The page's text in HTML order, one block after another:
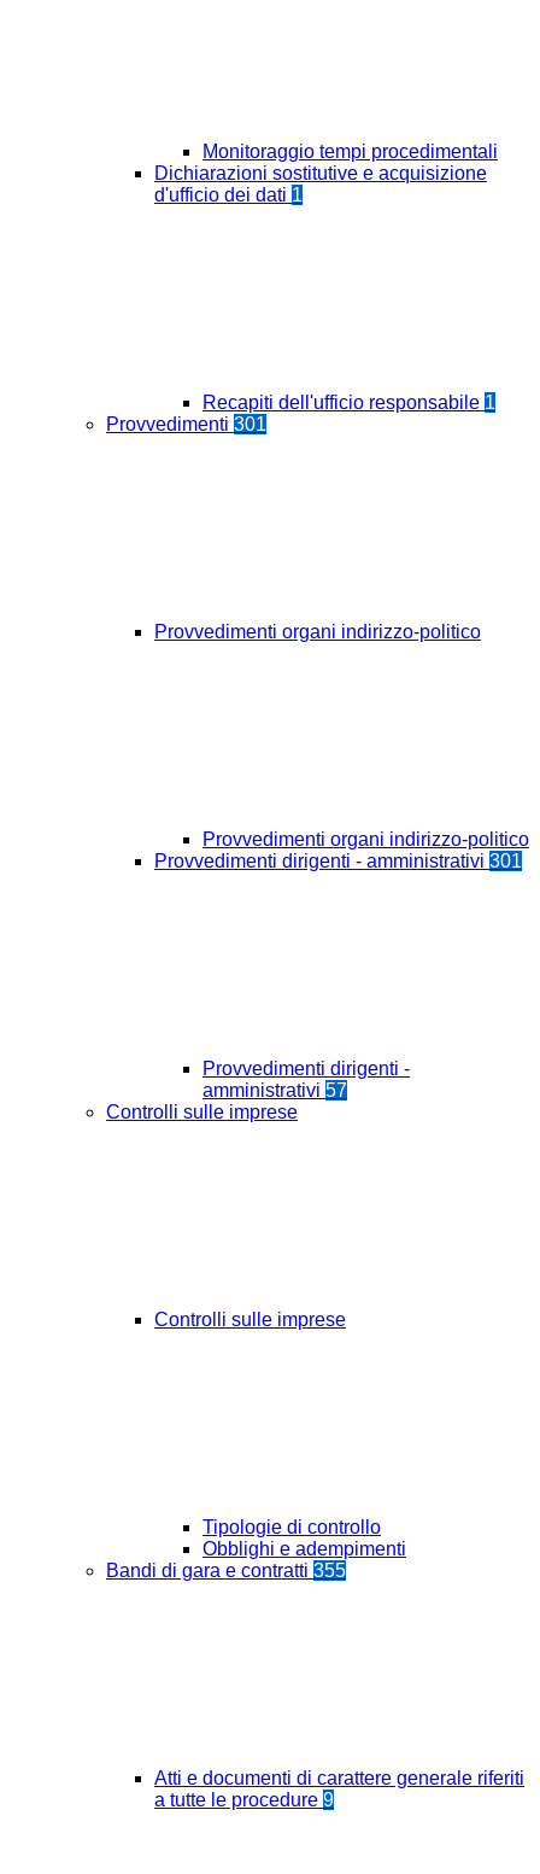
Monitoraggio tempi procedimentali
Dichiarazioni sostitutive e acquisizione
d'ufficio dei dati 1
Recapiti dell'ufficio responsabile 1
Provvedimenti 301
Provvedimenti organi indirizzo-politico
Provvedimenti organi indirizzo-politico
Provvedimenti dirigenti - amministrativi 301
Provvedimenti dirigenti -
amministrativi 57
Controlli sulle imprese
Controlli sulle imprese
Tipologie di controllo
Obblighi e adempimenti
Bandi di gara e contratti 355
Atti e documenti di carattere generale riferiti
a tutte le procedure 9